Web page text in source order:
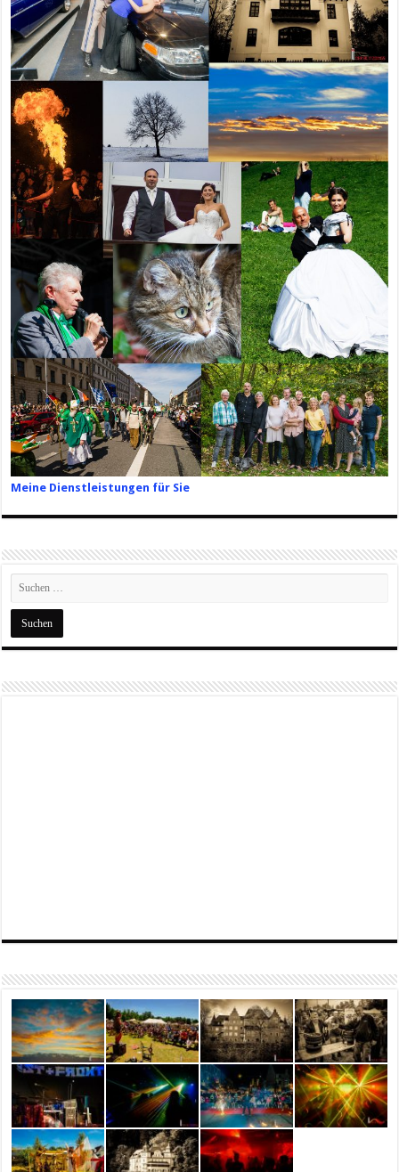
Meine Dienstleistungen für Sie